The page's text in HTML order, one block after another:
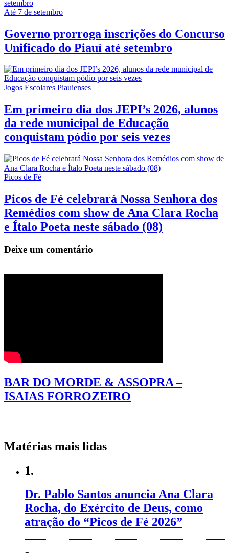
Até 7 de setembro
Governo prorroga inscrições do Concurso
Unificado do Piauí até setembro
Jogos Escolares Piauienses
Em primeiro dia dos JEPI’s 2026, alunos
da rede municipal de Educação
conquistam pódio por seis vezes
Picos de Fé
Picos de Fé celebrará Nossa Senhora dos
Remédios com show de Ana Clara Rocha
e Ítalo Poeta neste sábado (08)
Deixe um comentário
BAR DO MORDE & ASSOPRA –
ISAIAS FORROZEIRO
Matérias mais lidas
1.
Dr. Pablo Santos anuncia Ana Clara
Rocha, do Exército de Deus, como
atração do “Picos de Fé 2026”